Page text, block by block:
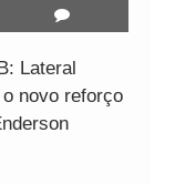
Lateral
novo reforço